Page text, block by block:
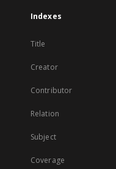
Indexes
Title
Creator
Contributor
Relation
Subject
Coverage